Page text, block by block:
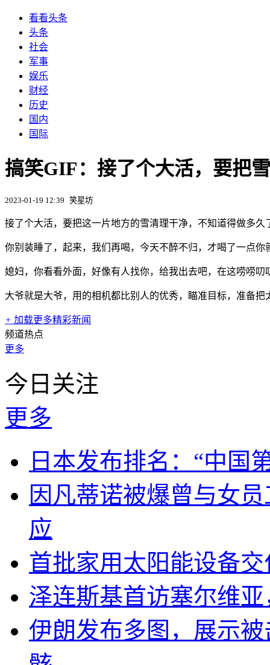
看看头条
头条
社会
军事
娱乐
财经
历史
国内
国际
搞笑GIF：接了个大活，要把
2023-01-19 12:39 笑星坊
接了个大活，要把这一片地方的雪清理干净，不知道得做多久
你别装睡了，起来，我们再喝，今天不醉不归，才喝了一点你
媳妇，你看看外面，好像有人找你，给我出去吧，在这唠唠叨
大爷就是大爷，用的相机都比别人的优秀，瞄准目标，准备把
+ 加载更多精彩新闻
频道热点
更多
今日关注
更多
日本发布排名：“中国
因凡蒂诺被爆曾与女
应
首批家用太阳能设备
泽连斯基首访塞尔维
伊朗发布多图，展示